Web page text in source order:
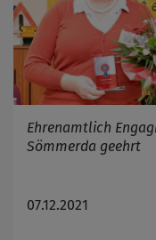
Ehrenamtlich
Sömmerda geehrt
07.12.2021